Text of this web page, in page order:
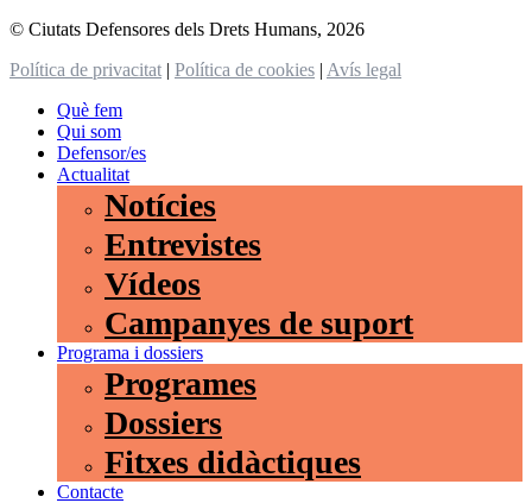
© Ciutats Defensores dels Drets Humans, 2026
Política de privacitat | Política de cookies | Avís legal
Què fem
Qui som
Defensor/es
Actualitat
Notícies
Entrevistes
Vídeos
Campanyes de suport
Programa i dossiers
Programes
Dossiers
Fitxes didàctiques
Contacte